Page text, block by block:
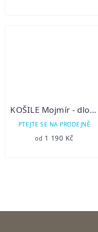
KOŠILE Mojmír - dlouhý rukáv
PTEJTE SE NA PRODEJNĚ
od 1 190 Kč